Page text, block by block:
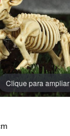
Clique para ampliar